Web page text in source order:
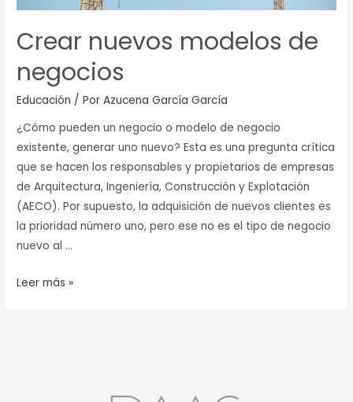
Crear nuevos modelos de
negocios
Educación / PorAzucena García García
¿Cómo pueden un negocio o modelo de negocio
existente, generar uno nuevo? Esta es una pregunta crítica
que se hacen los responsables y propietarios de empresas
de Arquitectura, Ingeniería, Construcción y Explotación
(AECO). Por supuesto, la adquisición de nuevos clientes es
la prioridad número uno, pero ese no es el tipo de negocio
nuevo al …
Leer más »